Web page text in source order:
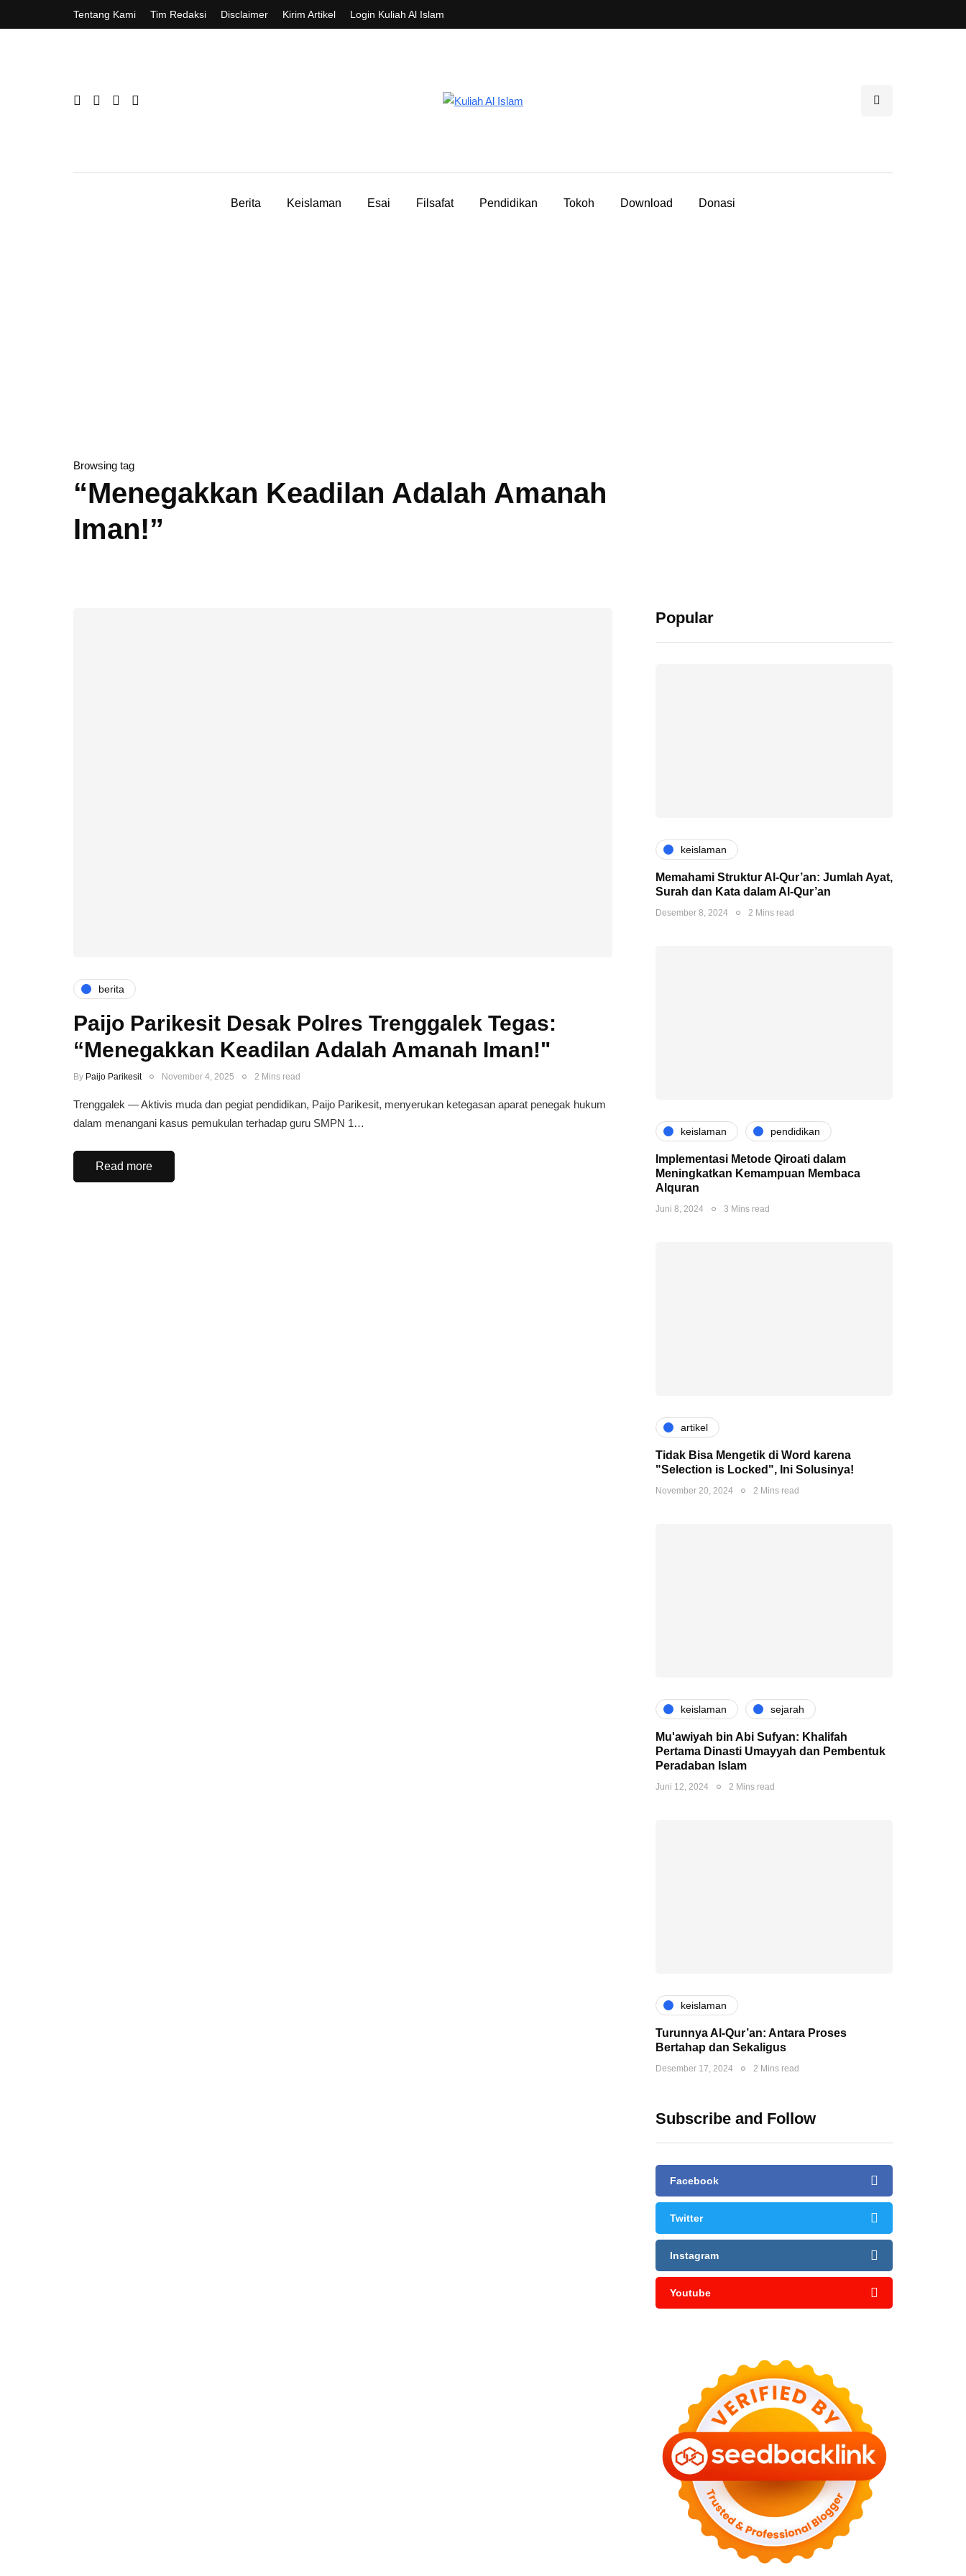
Tentang Kami Tim Redaksi Disclaimer Kirim Artikel Login Kuliah Al Islam
Berita Keislaman Esai Filsafat Pendidikan Tokoh Download Donasi
Browsing tag
“Menegakkan Keadilan Adalah Amanah
Iman!”
berita
Paijo Parikesit Desak Polres Trenggalek Tegas:
“Menegakkan Keadilan Adalah Amanah Iman!"
By Paijo Parikesit November 4, 2025 2 Mins read
Trenggalek — Aktivis muda dan pegiat pendidikan, Paijo Parikesit, menyerukan ketegasan aparat penegak hukum
dalam menangani kasus pemukulan terhadap guru SMPN 1…
Read more
Popular
keislaman
Memahami Struktur Al-Qur’an: Jumlah Ayat,
Surah dan Kata dalam Al-Qur’an
Desember 8, 2024 2 Mins read
keislaman pendidikan
Implementasi Metode Qiroati dalam
Meningkatkan Kemampuan Membaca
Alquran
Juni 8, 2024 3 Mins read
artikel
Tidak Bisa Mengetik di Word karena
"Selection is Locked", Ini Solusinya!
November 20, 2024 2 Mins read
keislaman sejarah
Mu'awiyah bin Abi Sufyan: Khalifah
Pertama Dinasti Umayyah dan Pembentuk
Peradaban Islam
Juni 12, 2024 2 Mins read
keislaman
Turunnya Al-Qur’an: Antara Proses
Bertahap dan Sekaligus
Desember 17, 2024 2 Mins read
Subscribe and Follow
Facebook
Twitter
Instagram
Youtube